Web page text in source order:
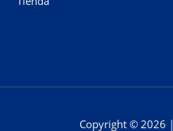
Copyright © 2026